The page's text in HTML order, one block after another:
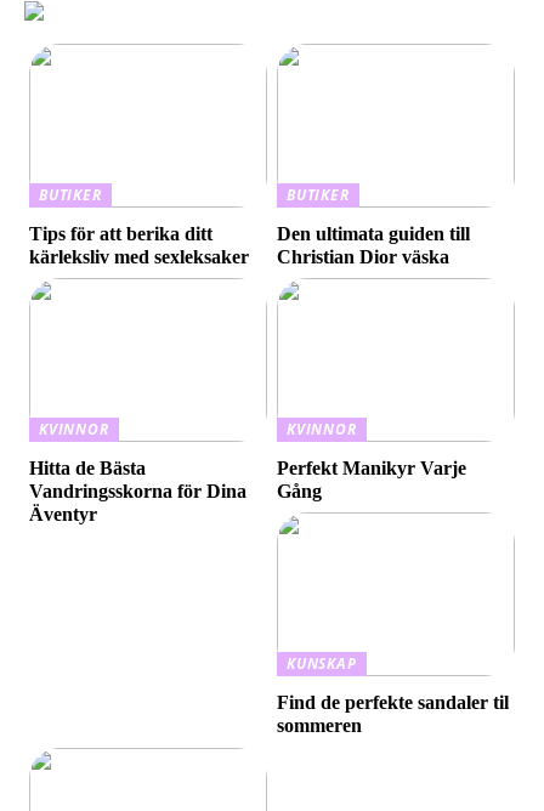
BUTIKER
Tips för att berika ditt
kärleksliv med sexleksaker
BUTIKER
Den ultimata guiden till
Christian Dior väska
KVINNOR
Hitta de Bästa
Vandringsskorna för Dina
Äventyr
KVINNOR
Perfekt Manikyr Varje
Gång
KUNSKAP
Find de perfekte sandaler til
sommeren